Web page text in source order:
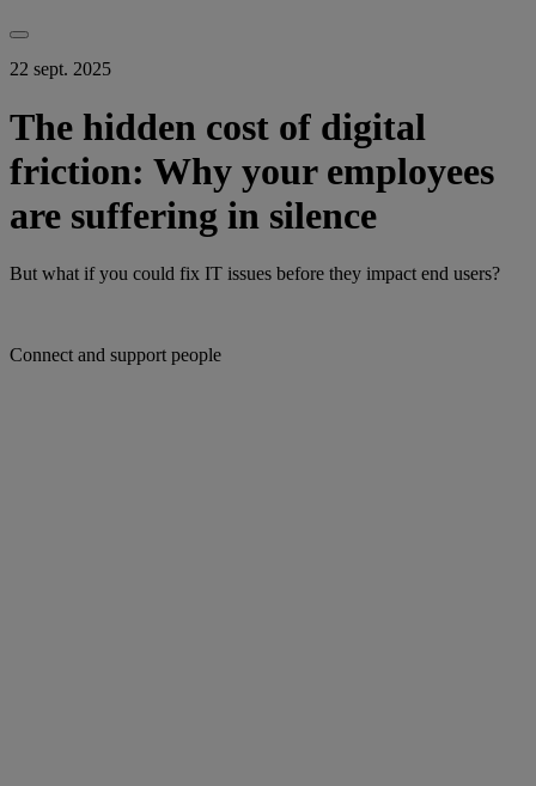
22 sept. 2025
The hidden cost of digital
friction: Why your employees
are suffering in silence
But what if you could fix IT issues before they impact end users?
Connect and support people